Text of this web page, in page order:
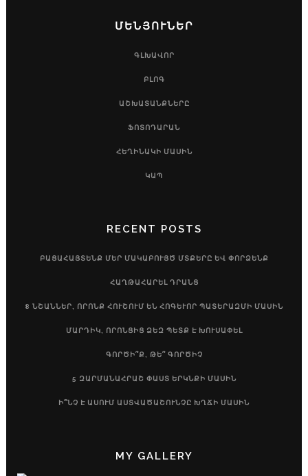
ՄԵՆՅՈՒՆԵՐ
ԳԼԽԱՎՈՐ
ԲԼՈԳ
ԱՇԽԱՏԱՆՔՆԵՐԸ
ՖՈՏՈԴԱՐԱՆ
ՀԵՂԻՆԱԿԻ ՄԱՍԻՆ
ԿԱՊ
RECENT POSTS
ԲԱՑԱՀԱՅՏԵՆՔ ՄԵՐ ՄԱԿԱԲՈՒՅԾ ՄՏՔԵՐԸ ԵՎ ՓՈՐՁԵՆՔ
ՀԱՂԹԱՀԱՐԵԼ ԴՐԱՆՑ
8 ՆՇԱՆՆԵՐ, ՈՐՈՆՔ ՀՈՒՇՈՒՄ ԵՆ ՀՈԳԵՒՈՐ ՊԱՏԵՐԱԶՄԻ ՄԱՍԻՆ
ՄԱՐԴԻԿ, ՈՐՈՆՑԻՑ ՁԵԶ ՊԵՏՔ Է ԽՈՒՍԱՓԵԼ
ԳՈՐԾԻ՞Ք, ԹԵ՞ ԳՈՐԾԻՉ
5 ԶԱՐՄԱՆԱՀՐԱՇ ՓԱՍՏ ԵՐԿՆՔԻ ՄԱՍԻՆ
Ի՞ՆՉ Է ԱՍՈՒՄ ԱՍՏՎԱԾԱՇՈՒՆՉԸ ԽՂՃԻ ՄԱՍԻՆ
MY GALLERY